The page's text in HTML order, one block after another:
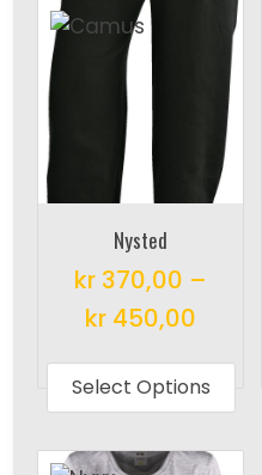
Nysted
kr 370,00 –
kr 450,00
Select Options